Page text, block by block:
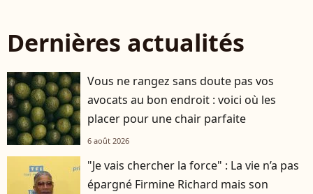
Dernières actualités
Vous ne rangez sans doute pas vos
avocats au bon endroit : voici où les
placer pour une chair parfaite
6 août 2026
"Je vais chercher la force" : La vie n’a pas
épargné Firmine Richard mais son